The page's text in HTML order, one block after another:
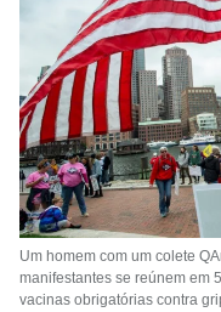
Um homem com um colete
manifestantes se reúnem em
vacinas obrigatórias contra